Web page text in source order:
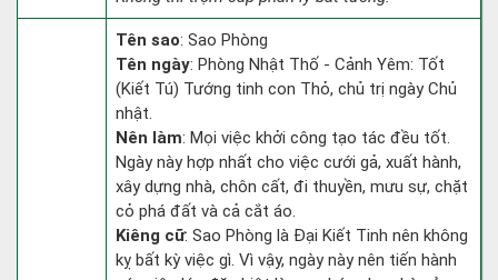
Tên sao: Sao Phòng
Tên ngày: Phòng Nhật Thố - Cảnh Yêm: Tốt
(Kiết Tú) Tướng tinh con Thỏ, chủ trị ngày Chủ
nhật.
Nên làm: Mọi việc khởi công tạo tác đều tốt.
Ngày này hợp nhất cho việc cưới gả, xuất hành,
xây dựng nhà, chôn cất, đi thuyền, mưu sự, chặt
cỏ phá đất và cả cắt áo.
Kiêng cữ: Sao Phòng là Đại Kiết Tinh nên không
kỵ bất kỳ việc gì. Vì vậy, ngày này nên tiến hành